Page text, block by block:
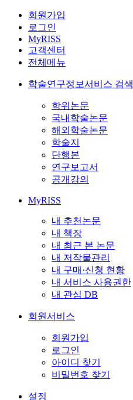
회원가입
로그인
MyRISS
고객센터
전체메뉴
학술연구정보서비스 검색
학위논문
국내학술논문
해외학술논문
학술지
단행본
연구보고서
공개강의
MyRISS
내 추천논문
내 책장
내 최근 본 논문
내 저작물관리
내 구매·신청 현황
내 서비스 사용권한
내 관심 DB
회원서비스
회원가입
로그인
아이디 찾기
비밀번호 찾기
설정